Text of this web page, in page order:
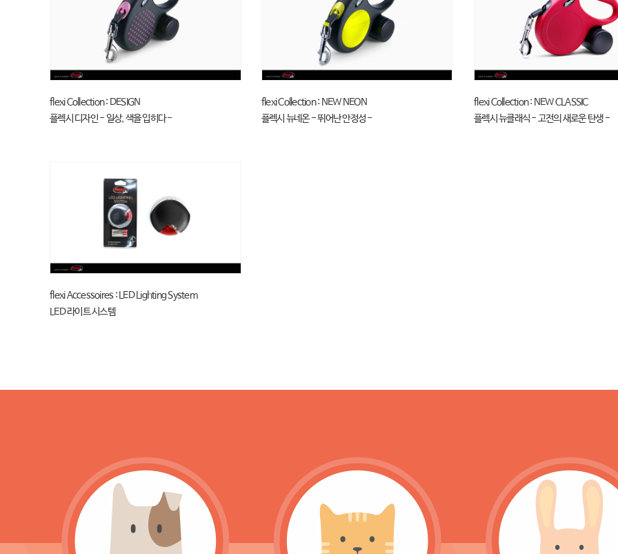
flexi Collection : DESIGN
플렉시 디자인 - 일상, 색을 입히다 -
flexi Collection : NEW NEON
플렉시 뉴네온 - 뛰어난 안정성 -
flexi Collection : NEW CLASSIC
플렉시 뉴클래식 - 고전의 새로운 탄생 -
flexi Accessoires : LED Lighting System
LED 라이트 시스템